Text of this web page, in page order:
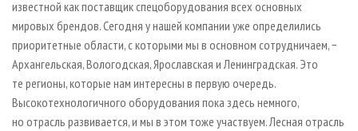
известной как поставщик спецоборудования всех основных
мировых брендов. Сегодня у нашей компании уже определились
приоритетные области, с которыми мы в основном сотрудничаем, −
Архангельская, Вологодская, Ярославская и Ленинградская. Это
те регионы, которые нам интересны в первую очередь.
Высокотехнологичного оборудования пока здесь немного,
но отрасль развивается, и мы в этом тоже участвуем. Лесная отрасль